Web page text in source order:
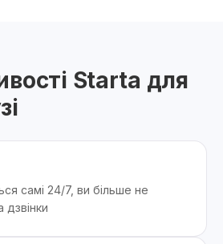
Starta для
самі 24/7, ви більше не
дзвінки